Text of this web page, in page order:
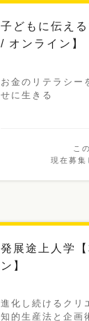
子どもに伝え
/ オンライン】
お金のリテラシー
せに生きる
こ
現在募集
発展途上人学
ン】
進化し続けるクリ
知的生産法と企画